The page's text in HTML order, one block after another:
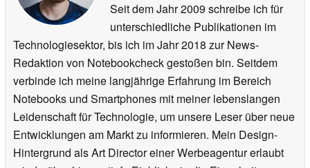
Seit dem Jahr 2009 schreibe ich für
unterschiedliche Publikationen im
Technologiesektor, bis ich im Jahr 2018 zur News-
Redaktion von Notebookcheck gestoßen bin. Seitdem
verbinde ich meine langjährige Erfahrung im Bereich
Notebooks und Smartphones mit meiner lebenslangen
Leidenschaft für Technologie, um unsere Leser über neue
Entwicklungen am Markt zu informieren. Mein Design-
Hintergrund als Art Director einer Werbeagentur erlaubt